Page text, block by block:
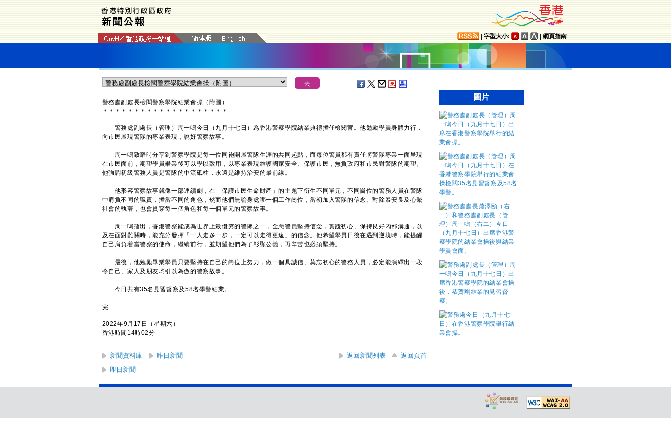
字型大小: 網頁指南
警務處副處長檢閱警察學院結業會操（附圖）
＊ ＊ ＊ ＊ ＊ ＊ ＊ ＊ ＊ ＊ ＊ ＊ ＊ ＊ ＊ ＊ ＊ ＊ ＊ ＊
警務處副處長（管理）周一鳴今日（九月十七日）為香港警察學院結業典禮擔任檢閱官。他勉勵學員身體力行，
向市民展現警隊的專業表現，說好警察故事。
周一鳴致辭時分享到警察學院是每一位同袍開展警隊生涯的共同起點，而每位警員都有責任將警隊專業一面呈現
在市民面前，期望學員畢業後可以學以致用，以專業表現維護國家安全、保護市民，無負政府和市民對警隊的期望。
他強調初級警務人員是警隊的中流砥柱，永遠是維持治安的最前線。
他形容警察故事就像一部連續劇，在「保護市民生命財產」的主題下衍生不同單元，不同崗位的警務人員在警隊
中肩負不同的職責，擔當不同的角色，然而他們無論身處哪一個工作崗位，當初加入警隊的信念、對除暴安良及心繫
社會的執著，也會貫穿每一個角色和每一個單元的警察故事。
周一鳴指出，香港警察能成為世界上最優秀的警隊之一，全憑警員堅持信念，實踐初心、保持良好內部溝通，以
及在面對難關時，能充分發揮「一人走多一步，一定可以走得更遠」的信念。他希望學員日後在遇到逆境時，能提醒
自己肩負着當警察的使命，繼續前行，並期望他們為了彰顯公義，再辛苦也必須堅持。
最後，他勉勵畢業學員只要堅持在自己的崗位上努力，做一個具誠信、莫忘初心的警務人員，必定能演繹出一段
令自己、家人及朋友均引以為傲的警察故事。
今日共有35名見習督察及58名學警結業。
完
2022年9月17日（星期六）
香港時間14時02分
新聞資料庫 昨日新聞 返回新聞列表
返回頁首
即日新聞
圖片